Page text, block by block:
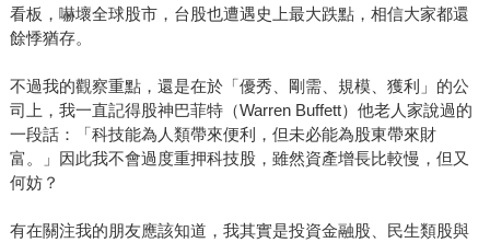
看板，嚇壞全球股市，台股也遭遇史上最大跌點，相信大家都還
餘悸猶存。
不過我的觀察重點，還是在於「優秀、剛需、規模、獲利」的公
司上，我一直記得股神巴菲特（Warren Buffett）他老人家說過的
一段話：「科技能為人類帶來便利，但未必能為股東帶來財
富。」因此我不會過度重押科技股，雖然資產增長比較慢，但又
何妨？
有在關注我的朋友應該知道，我其實是投資金融股、民生類股與